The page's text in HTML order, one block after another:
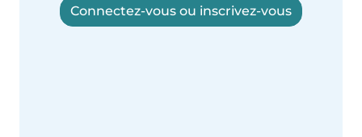
Connectez-vous ou inscrivez-vous